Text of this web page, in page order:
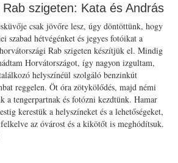
szigeten: Kata és András
csak jövőre lesz, úgy döntöttünk, hogy
szabad hétvégénket és jegyes fotóikat a
Rab szigeten készítjük el. Mindig
Horvátországot, így nagyon izgultam,
helyszínéül szolgáló benzinkút
reggelen. Öt óra zötykölődés, majd némi
a tengerpartnak és fotózni kezdtünk. Hamar
kerestük a helyszíneket és a lehetőségeket,
az óvárost és a kikötőt is meghódítsuk.